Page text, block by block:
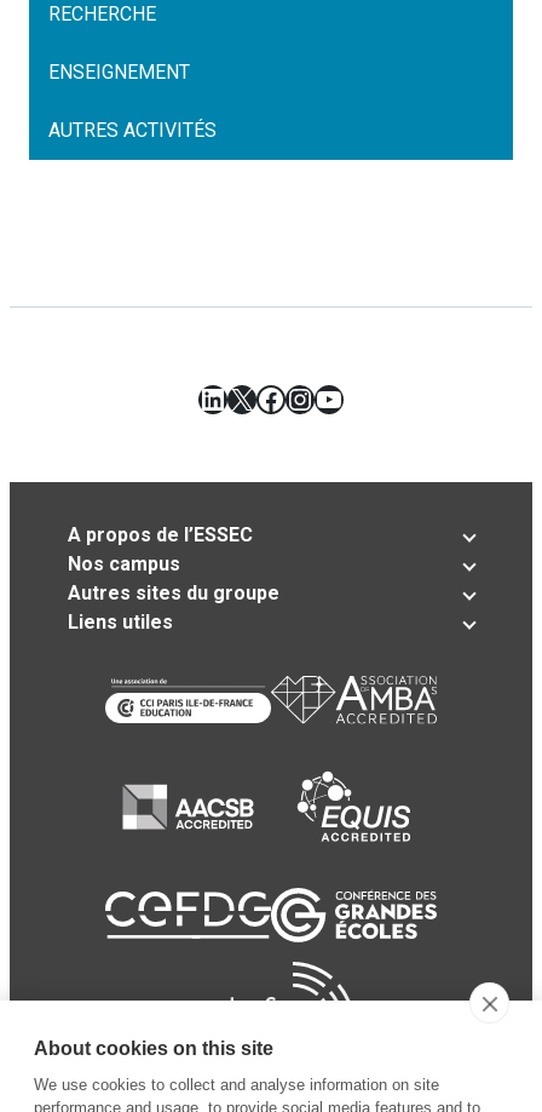
RECHERCHE
ENSEIGNEMENT
AUTRES ACTIVITÉS
LinkedIn
X Facebook
Instagram
YouTube
A propos de l’ESSEC
Nos campus
Autres sites du groupe
Liens utiles
About cookies on this site
We use cookies to collect and analyse information on site
performance and usage, to provide social media features and to